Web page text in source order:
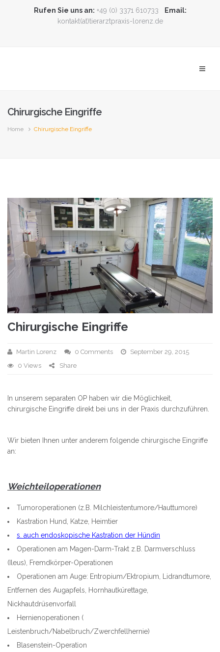
Rufen Sie uns an: +49 (0) 3371 610733
Email:
kontakt(at)tierarztpraxis-lorenz.de
Chirurgische Eingriffe
Home Chirurgische Eingriffe
Chirurgische Eingriffe
Martin Lorenz 0 Comments
September 29, 2015
0 Views
Share
In unserem separaten OP haben wir die Möglichkeit,
chirurgische Eingriffe direkt bei uns in der Praxis durchzuführen.
Wir bieten Ihnen unter anderem folgende chirurgische Eingriffe
an:
Weichteiloperationen
Tumoroperationen (z.B. Milchleistentumore/Hauttumore)
Kastration Hund, Katze, Heimtier
s. auch endoskopische Kastration der Hündin
Operationen am Magen-Darm-Trakt z.B. Darmverschluss
(Ileus), Fremdkörper-Operationen
Operationen am Auge: Entropium/Ektropium, Lidrandtumore,
Entfernen des Augapfels, Hornhautkürettage,
Nickhautdrüsenvorfall
Hernienoperationen (
Leistenbruch/Nabelbruch/Zwerchfellhernie)
Blasenstein-Operation